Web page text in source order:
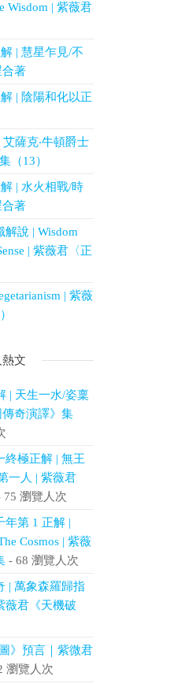
Wisdom | 紫薇君
| 慧星乍見/不
著
| 陰陽和化以正
薩克‧牛頓爵士
（13）
| 水火相戰/時
著
說 | Wisdom
| 紫薇君〈正
| 紫薇
文
| 天生一水/姿稟
奇演譯》集
終極正解 | 無王
一人 | 紫薇君
瀏覽人次
年第 1 正解 |
Cosmos | 紫薇
- 68 瀏覽人次
| 萬象森羅歸指
薇君《天機破
》預言｜紫微君
瀏覽人次